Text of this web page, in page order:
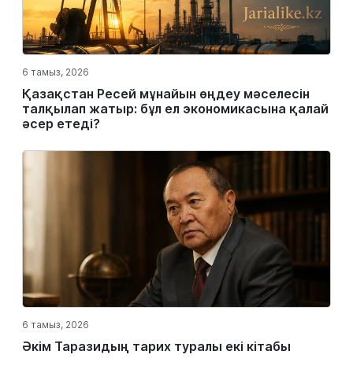
6 тамыз, 2026
Қазақстан Ресей мұнайын өңдеу мәселесін
талқылап жатыр: бұл ел экономикасына қалай
әсер етеді?
6 тамыз, 2026
Әкім Таразидың тарих туралы екі кітабы